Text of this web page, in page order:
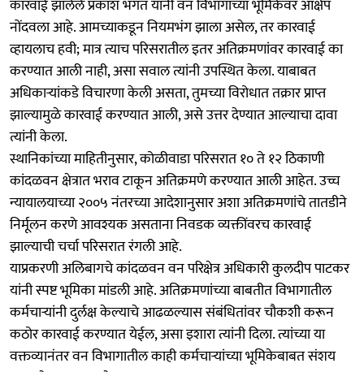
कारवाई झालेले प्रकाश भगत यांनी वन विभागाच्या भूमिकेवर आक्षेप
नोंदवला आहे. आमच्याकडून नियमभंग झाला असेल, तर कारवाई
व्हायलाच हवी; मात्र त्याच परिसरातील इतर अतिक्रमणांवर कारवाई का
करण्यात आली नाही, असा सवाल त्यांनी उपस्थित केला. याबाबत
अधिकाऱ्यांकडे विचारणा केली असता, तुमच्या विरोधात तक्रार प्राप्त
झाल्यामुळे कारवाई करण्यात आली, असे उत्तर देण्यात आल्याचा दावा
त्यांनी केला.
स्थानिकांच्या माहितीनुसार, कोळीवाडा परिसरात १० ते १२ ठिकाणी
कांदळवन क्षेत्रात भराव टाकून अतिक्रमणे करण्यात आली आहेत. उच्च
न्यायालयाच्या २००५ नंतरच्या आदेशानुसार अशा अतिक्रमणांचे तातडीने
निर्मूलन करणे आवश्यक असताना निवडक व्यक्तींवरच कारवाई
झाल्याची चर्चा परिसरात रंगली आहे.
याप्रकरणी अलिबागचे कांदळवन वन परिक्षेत्र अधिकारी कुलदीप पाटकर
यांनी स्पष्ट भूमिका मांडली आहे. अतिक्रमणांच्या बाबतीत विभागातील
कर्मचाऱ्यांनी दुर्लक्ष केल्याचे आढळल्यास संबंधितांवर चौकशी करून
कठोर कारवाई करण्यात येईल, असा इशारा त्यांनी दिला. त्यांच्या या
वक्तव्यानंतर वन विभागातील काही कर्मचाऱ्यांच्या भूमिकेबाबत संशय